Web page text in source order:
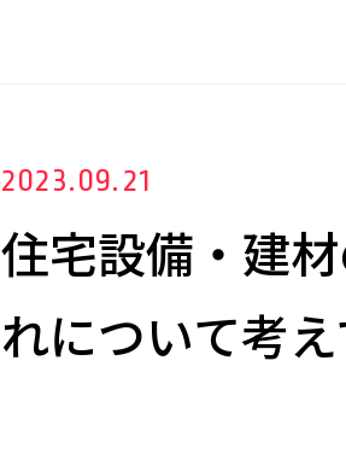
2023.09.21
住宅設備・建
れについて考